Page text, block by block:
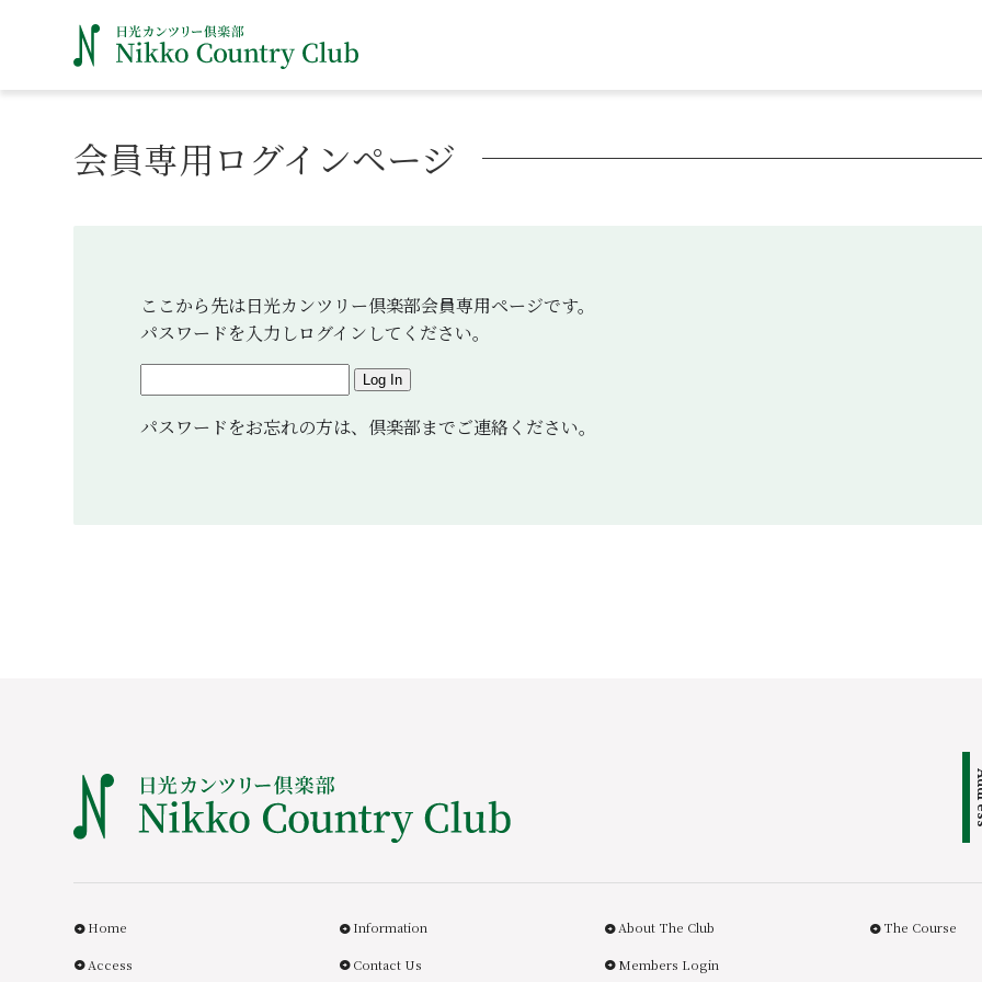
会員専用ログインページ
ここから先は日光カンツリー倶楽部会員専用ページです。
パスワードを入力しログインしてください。
Log In
パスワードをお忘れの方は、倶楽部までご連絡ください。
Home Information About The Club The Course
Access Contact Us Members Login